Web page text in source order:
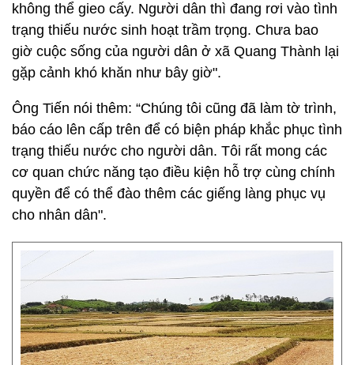
không thể gieo cấy. Người dân thì đang rơi vào tình
trạng thiếu nước sinh hoạt trầm trọng. Chưa bao
giờ cuộc sống của người dân ở xã Quang Thành lại
gặp cảnh khó khăn như bây giờ".
Ông Tiến nói thêm: “Chúng tôi cũng đã làm tờ trình,
báo cáo lên cấp trên để có biện pháp khắc phục tình
trạng thiếu nước cho người dân. Tôi rất mong các
cơ quan chức năng tạo điều kiện hỗ trợ cùng chính
quyền để có thể đào thêm các giếng làng phục vụ
cho nhân dân".